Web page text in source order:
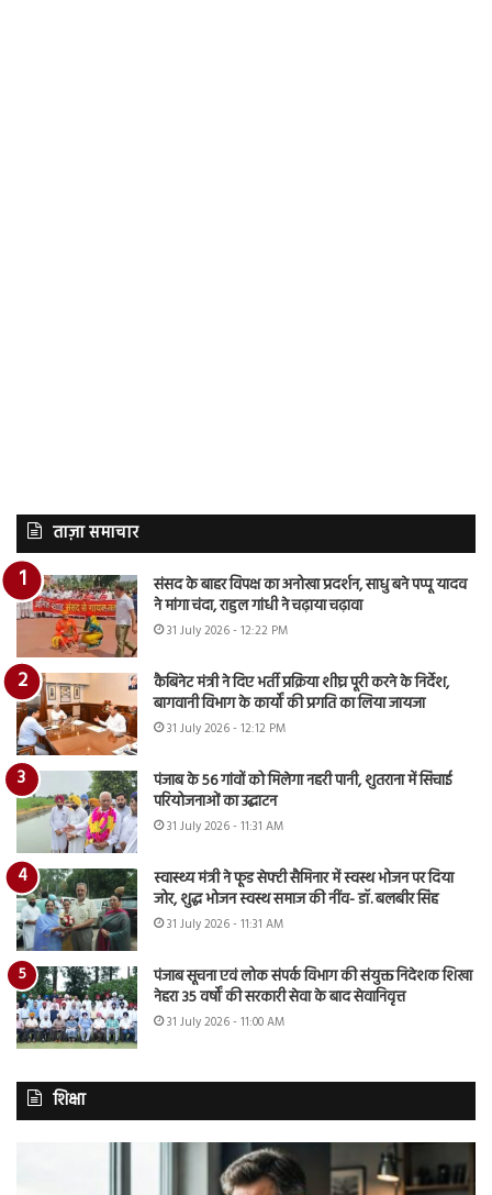
ताज़ा समाचार
संसद के बाहर विपक्ष का अनोखा प्रदर्शन, साधु बने पप्पू यादव
ने मांगा चंदा, राहुल गांधी ने चढ़ाया चढ़ावा
31 July 2026 - 12:22 PM
कैबिनेट मंत्री ने दिए भर्ती प्रक्रिया शीघ्र पूरी करने के निर्देश,
बागवानी विभाग के कार्यों की प्रगति का लिया जायजा
31 July 2026 - 12:12 PM
पंजाब के 56 गांवों को मिलेगा नहरी पानी, शुतराना में सिंचाई
परियोजनाओं का उद्घाटन
31 July 2026 - 11:31 AM
स्वास्थ्य मंत्री ने फूड सेफ्टी सैमिनार में स्वस्थ भोजन पर दिया
जोर, शुद्ध भोजन स्वस्थ समाज की नींव- डॉ. बलबीर सिंह
31 July 2026 - 11:31 AM
पंजाब सूचना एवं लोक संपर्क विभाग की संयुक्त निदेशक शिखा
नेहरा 35 वर्षों की सरकारी सेवा के बाद सेवानिवृत्त
31 July 2026 - 11:00 AM
शिक्षा